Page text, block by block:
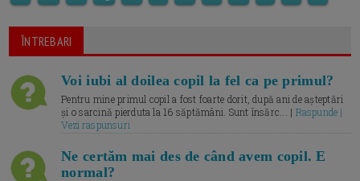
ÎNTREBARI
Voi iubi al doilea copil la fel ca pe primul?
Pentru mine primul copil a fost foarte dorit, după ani de așteptări
și o sarcină pierduta la 16 săptămâni. Sunt însărc... | Raspunde |
Vezi raspunsuri
Ne certăm mai des de când avem copil. E
normal?